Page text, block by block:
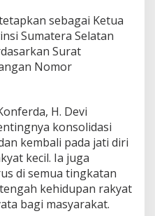
sebagai Ketua
Sumatera Selatan
Surat
Nomor
H. Devi
konsolidasi
kembali pada jati diri
kecil. Ia juga
di semua tingkatan
kehidupan rakyat
bagi masyarakat.